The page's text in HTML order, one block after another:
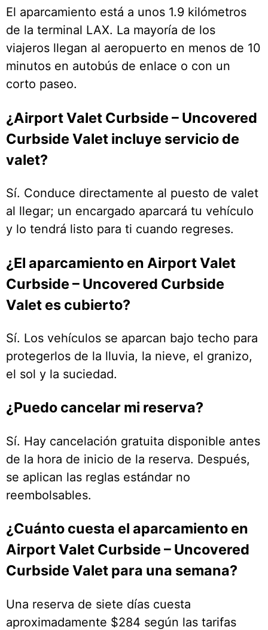
El aparcamiento está a unos 1.9 kilómetros
de la terminal LAX. La mayoría de los
viajeros llegan al aeropuerto en menos de 10
minutos en autobús de enlace o con un
corto paseo.
¿Airport Valet Curbside – Uncovered
Curbside Valet incluye servicio de
valet?
Sí. Conduce directamente al puesto de valet
al llegar; un encargado aparcará tu vehículo
y lo tendrá listo para ti cuando regreses.
¿El aparcamiento en Airport Valet
Curbside – Uncovered Curbside
Valet es cubierto?
Sí. Los vehículos se aparcan bajo techo para
protegerlos de la lluvia, la nieve, el granizo,
el sol y la suciedad.
¿Puedo cancelar mi reserva?
Sí. Hay cancelación gratuita disponible antes
de la hora de inicio de la reserva. Después,
se aplican las reglas estándar no
reembolsables.
¿Cuánto cuesta el aparcamiento en
Airport Valet Curbside – Uncovered
Curbside Valet para una semana?
Una reserva de siete días cuesta
aproximadamente $284 según las tarifas